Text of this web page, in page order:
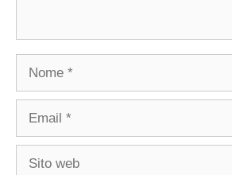
Nome
Email
Sito